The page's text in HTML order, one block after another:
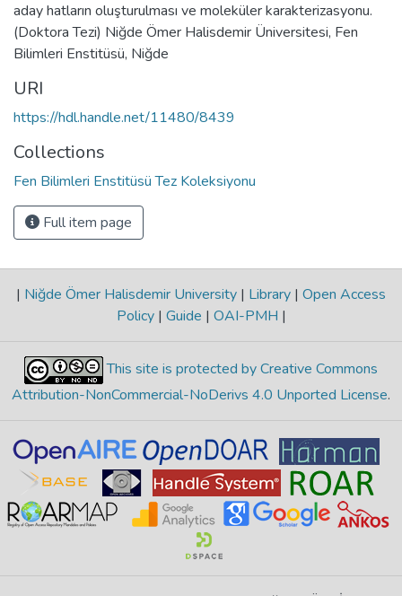
aday hatların oluşturulması ve moleküler karakterizasyonu.
(Doktora Tezi) Niğde Ömer Halisdemir Üniversitesi, Fen
Bilimleri Enstitüsü, Niğde
URI
https://hdl.handle.net/11480/8439
Collections
Fen Bilimleri Enstitüsü Tez Koleksiyonu
Full item page
| Niğde Ömer Halisdemir University | Library | Open Access
Policy | Guide | OAI-PMH |
This site is protected by Creative Commons
Attribution-NonCommercial-NoDerivs 4.0 Unported License.